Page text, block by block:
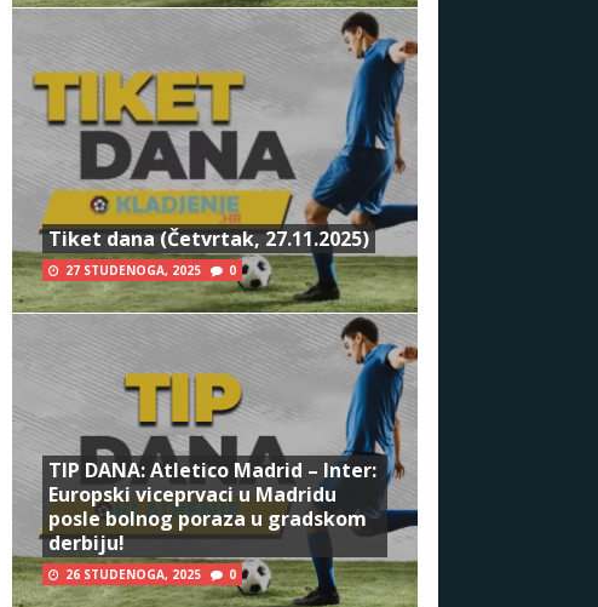
Tiket dana (Četvrtak, 27.11.2025)
27 STUDENOGA, 2025 0
TIP DANA: Atletico Madrid – Inter:
Europski viceprvaci u Madridu
posle bolnog poraza u gradskom
derbiju!
26 STUDENOGA, 2025 0